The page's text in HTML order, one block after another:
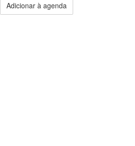
Adicionar à agenda